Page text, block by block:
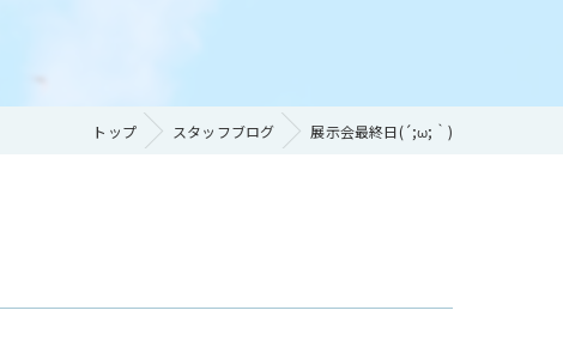
トップ スタッフブログ 展示会最終日(´;ω;｀)